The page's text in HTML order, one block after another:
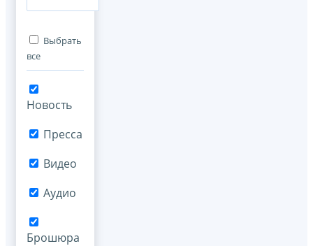
Выбрать
все
Новость
Пресса
Видео
Аудио
Брошюра